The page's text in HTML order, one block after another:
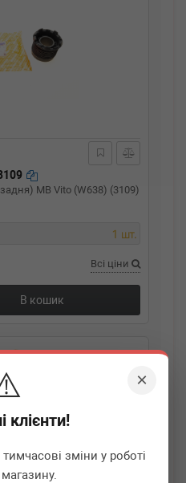
×
клієнти!
зміни у роботі
MB Vito (W638) (3109)
1 шт.
Всі ціни
В кошик